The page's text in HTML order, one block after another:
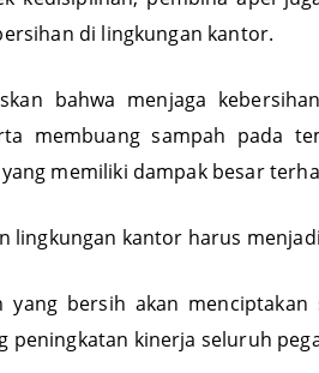
di lingkungan kantor.
bahwa menjaga
membuang sampah pada
memiliki dampak besar
lingkungan kantor harus
yang bersih akan
peningkatan kinerja seluruh